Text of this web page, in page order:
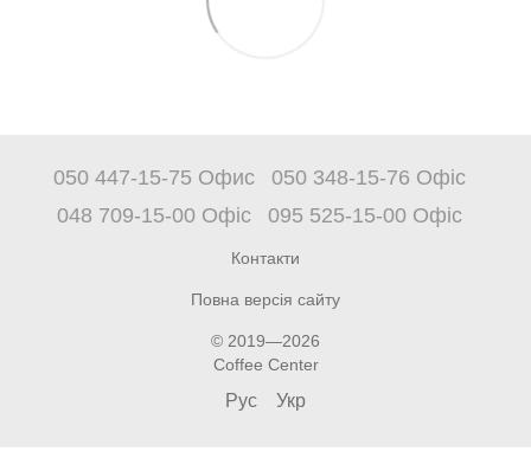
050 447-15-75 Офис
050 348-15-76 Офіс
048 709-15-00 Офіс
095 525-15-00 Офіс
Контакти
Повна версія сайту
© 2019—2026
Coffee Center
Рус Укр